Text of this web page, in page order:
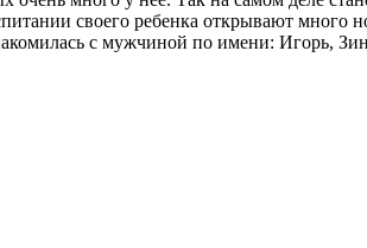
своего ребенка открывают много
с мужчиной по имени: Игорь,